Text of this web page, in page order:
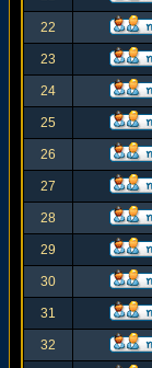
22
23
24
25
26
27
28
29
30
31
32